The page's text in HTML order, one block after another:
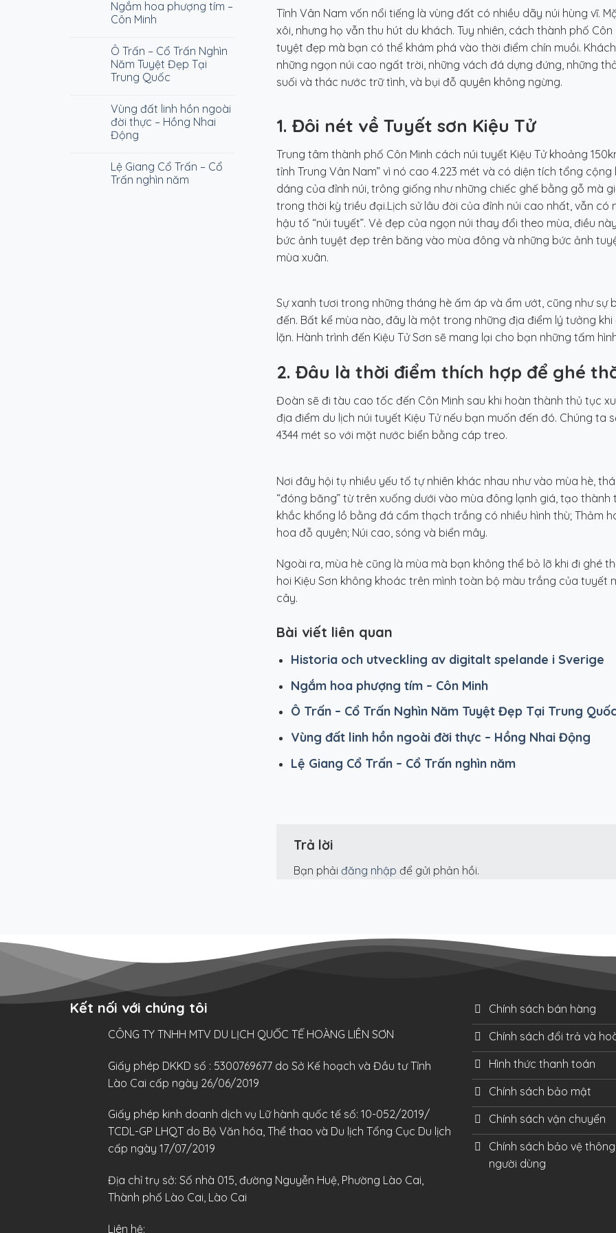
utveckling
spelande
i
Ngắm hoa phượng tím –
Côn Minh
Ô Trấn – Cổ Trấn Nghìn
Năm Tuyệt Đẹp Tại
Trung Quốc
Vùng đất linh hồn ngoài
đời thực – Hồng Nhai
Động
Lệ Giang Cổ Trấn – Cổ
Trấn nghìn năm
Tỉnh Vân Nam vốn nổi tiếng là vùng đất có nhiều dãy núi hùng vĩ.
xôi, nhưng họ vẫn thu hút du khách. Tuy nhiên, cách thành phố
tuyệt đẹp mà bạn có thể khám phá vào thời điểm chín muồi.
những ngọn núi cao ngất trời, những vách đá dựng đứng, những
suối và thác nước trữ tình, và bụi đỗ quyên không ngừng.
1. Đôi nét về Tuyết sơn Kiệu Tử
Trung tâm thành phố Côn Minh cách núi tuyết Kiệu Tử khoảng
tỉnh Trung Vân Nam” vì nó cao 4.223 mét và có diện tích tổng cộng
dáng của đỉnh núi, trông giống như những chiếc ghế bằng gỗ mà
trong thời kỳ triều đại.Lịch sử lâu đời của đỉnh núi cao nhất, vẫn
hậu tố “núi tuyết”. Vẻ đẹp của ngọn núi thay đổi theo mùa, điều
bức ảnh tuyệt đẹp trên băng vào mùa đông và những bức ảnh
mùa xuân.
Sự xanh tươi trong những tháng hè ấm áp và ẩm ướt, cũng như
đến. Bất kể mùa nào, đây là một trong những địa điểm lý tưởng khi
lặn. Hành trình đến Kiệu Tử Sơn sẽ mang lại cho bạn những tấm
2. Đâu là thời điểm thích hợp để ghé
Đoàn sẽ đi tàu cao tốc đến Côn Minh sau khi hoàn thành thủ tục
địa điểm du lịch núi tuyết Kiệu Tử nếu bạn muốn đến đó. Chúng
4344 mét so với mặt nước biển bằng cáp treo.
Nơi đây hội tụ nhiều yếu tố tự nhiên khác nhau như vào mùa hè,
“đóng băng” từ trên xuống dưới vào mùa đông lạnh giá, tạo
khắc khổng lồ bằng đá cẩm thạch trắng có nhiều hình thù; Thảm
hoa đỗ quyên; Núi cao, sóng và biển mây.
Ngoài ra, mùa hè cũng là mùa mà bạn không thể bỏ lỡ khi đi ghé
hoi Kiệu Sơn không khoác trên mình toàn bộ màu trắng của tuyết
cây.
Bài viết liên quan
Historia och utveckling av digitalt spelande i Sverige
Ngắm hoa phượng tím – Côn Minh
Ô Trấn – Cổ Trấn Nghìn Năm Tuyệt Đẹp Tại Trung
Vùng đất linh hồn ngoài đời thực – Hồng Nhai Động
Lệ Giang Cổ Trấn – Cổ Trấn nghìn năm
Trả lời
Bạn phải đăng nhập để gửi phản hồi.
Kết nối với chúng tôi
CÔNG TY TNHH MTV DU LỊCH QUỐC TẾ HOÀNG LIÊN SƠN
Giấy phép DKKD số : 5300769677 do Sở Kế hoạch và Đầu tư Tỉnh
Lào Cai cấp ngày 26/06/2019
Giấy phép kinh doanh dịch vụ Lữ hành quốc tế số: 10-052/2019/
TCDL-GP LHQT do Bộ Văn hóa, Thể thao và Du lịch Tổng Cục Du lịch
cấp ngày 17/07/2019
Địa chỉ trụ sở: Số nhà 015, đường Nguyễn Huệ, Phường Lào Cai,
Thành phố Lào Cai, Lào Cai
Liên hệ:
Chính sách bán hàng
Chính sách đổi trả và
Hình thức thanh toán
Chính sách bảo mật
Chính sách vận chuyển
Chính sách bảo vệ
người dùng